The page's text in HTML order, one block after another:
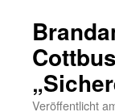
Veröffentlicht